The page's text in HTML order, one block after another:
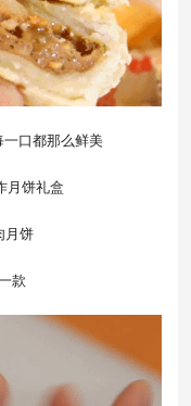
口都那么鲜美
月饼礼盒
月饼
款